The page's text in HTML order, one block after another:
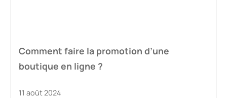
Comment faire la promotion d’une
boutique en ligne ?
11 août 2024